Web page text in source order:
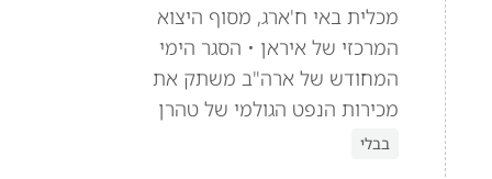
מכלית באי ח'ארג, מסוף היצוא
המרכזי של איראן • הסגר הימי
המחודש של ארה"ב משתק את
מכירות הנפט הגולמי של טהרן
בבלי